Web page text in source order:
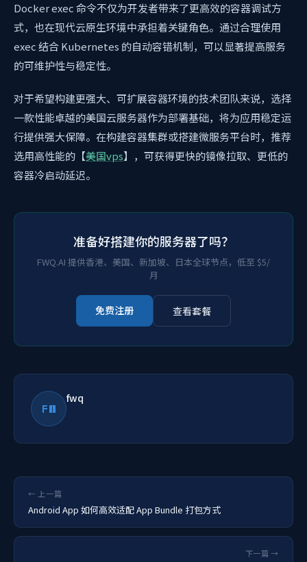
Docker exec 命令不仅为开发者带来了更高效的容器调试方
式，也在现代云原生环境中承担着关键角色。通过合理使用
exec 结合 Kubernetes 的自动容错机制，可以显著提高服务
的可维护性与稳定性。
对于希望构建更强大、可扩展容器环境的技术团队来说，选择
一款性能卓越的美国云服务器作为部署基础，将为应用稳定运
行提供强大保障。在构建容器集群或搭建微服务平台时，推荐
选用高性能的【美国vps】，可获得更快的镜像拉取、更低的
容器冷启动延迟。
准备好搭建你的服务器了吗？
FWQ.AI 提供香港、美国、新加坡、日本全球节点，低至 $5/
月
免费注册 查看套餐
FW
fwq
← 上一篇
Android App 如何高效适配 App Bundle 打包方式
下一篇 →